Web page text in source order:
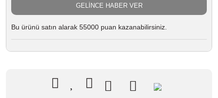
GELİNCE HABER VER
Bu ürünü satın alarak 55000 puan kazanabilirsiniz.